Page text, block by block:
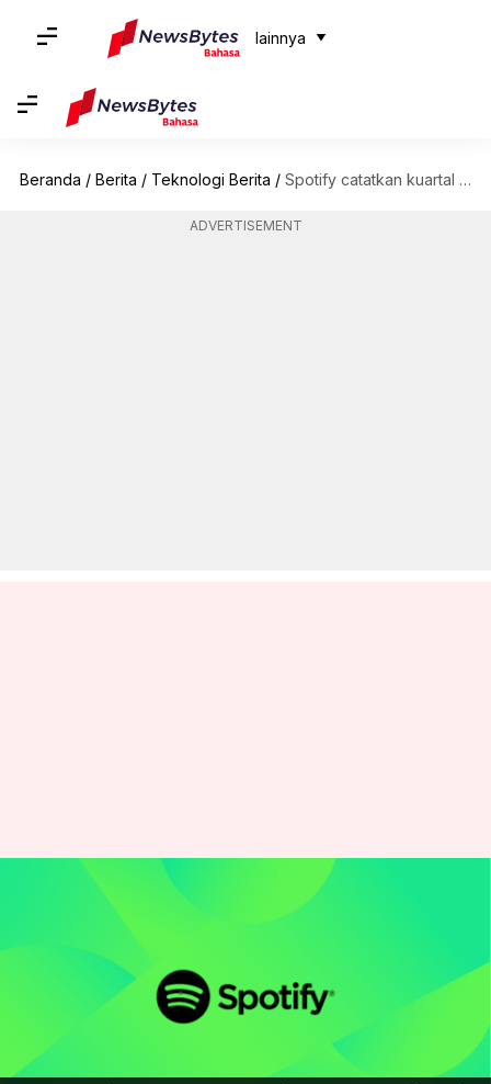
lainnya
Beranda / Berita / Teknologi Berita / Spotify catatkan kuartal 'luar biasa' dengan keuntungan 69 juta dolar
ADVERTISEMENT
Spotify catatkan kuartal 'luar
biasa' dengan keuntungan 69
juta dolar
Taufiq Al Jufri Oct 25, 2023 12:24 pm
Apa ceritanya